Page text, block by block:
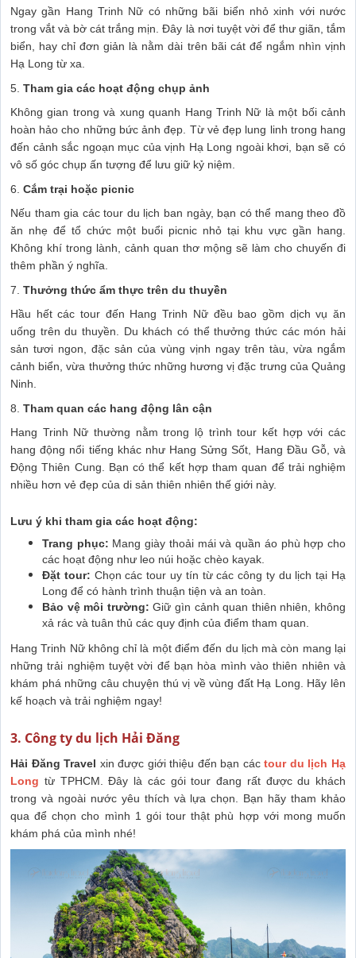
Ngay gần Hang Trinh Nữ có những bãi biển nhỏ xinh với nước
trong vắt và bờ cát trắng mịn. Đây là nơi tuyệt vời để thư giãn, tắm
biển, hay chỉ đơn giản là nằm dài trên bãi cát để ngắm nhìn vịnh
Hạ Long từ xa.
5. Tham gia các hoạt động chụp ảnh
Không gian trong và xung quanh Hang Trinh Nữ là một bối cảnh
hoàn hảo cho những bức ảnh đẹp. Từ vẻ đẹp lung linh trong hang
đến cảnh sắc ngoạn mục của vịnh Hạ Long ngoài khơi, bạn sẽ có
vô số góc chụp ấn tượng để lưu giữ kỷ niệm.
6. Cắm trại hoặc picnic
Nếu tham gia các tour du lịch ban ngày, bạn có thể mang theo đồ
ăn nhẹ để tổ chức một buổi picnic nhỏ tại khu vực gần hang.
Không khí trong lành, cảnh quan thơ mộng sẽ làm cho chuyến đi
thêm phần ý nghĩa.
7. Thưởng thức ẩm thực trên du thuyền
Hầu hết các tour đến Hang Trinh Nữ đều bao gồm dịch vụ ăn
uống trên du thuyền. Du khách có thể thưởng thức các món hải
sản tươi ngon, đặc sản của vùng vịnh ngay trên tàu, vừa ngắm
cảnh biển, vừa thưởng thức những hương vị đặc trưng của Quảng
Ninh.
8. Tham quan các hang động lân cận
Hang Trinh Nữ thường nằm trong lộ trình tour kết hợp với các
hang động nổi tiếng khác như Hang Sửng Sốt, Hang Đầu Gỗ, và
Động Thiên Cung. Bạn có thể kết hợp tham quan để trải nghiệm
nhiều hơn vẻ đẹp của di sản thiên nhiên thế giới này.
Lưu ý khi tham gia các hoạt động:
Trang phục: Mang giày thoải mái và quần áo phù hợp cho
các hoạt động như leo núi hoặc chèo kayak.
Đặt tour: Chọn các tour uy tín từ các công ty du lịch tại Hạ
Long để có hành trình thuận tiện và an toàn.
Bảo vệ môi trường: Giữ gìn cảnh quan thiên nhiên, không
xả rác và tuân thủ các quy định của điểm tham quan.
Hang Trinh Nữ không chỉ là một điểm đến du lịch mà còn mang lại
những trải nghiệm tuyệt vời để bạn hòa mình vào thiên nhiên và
khám phá những câu chuyện thú vị về vùng đất Hạ Long. Hãy lên
kế hoạch và trải nghiệm ngay!
3. Công ty du lịch Hải Đăng
Hải Đăng Travel xin được giới thiệu đến bạn cáctour du lịch Hạ
Long từ TPHCM. Đây là các gói tour đang rất được du khách
trong và ngoài nước yêu thích và lựa chọn. Bạn hãy tham khảo
qua để chọn cho mình 1 gói tour thật phù hợp với mong muốn
khám phá của mình nhé!